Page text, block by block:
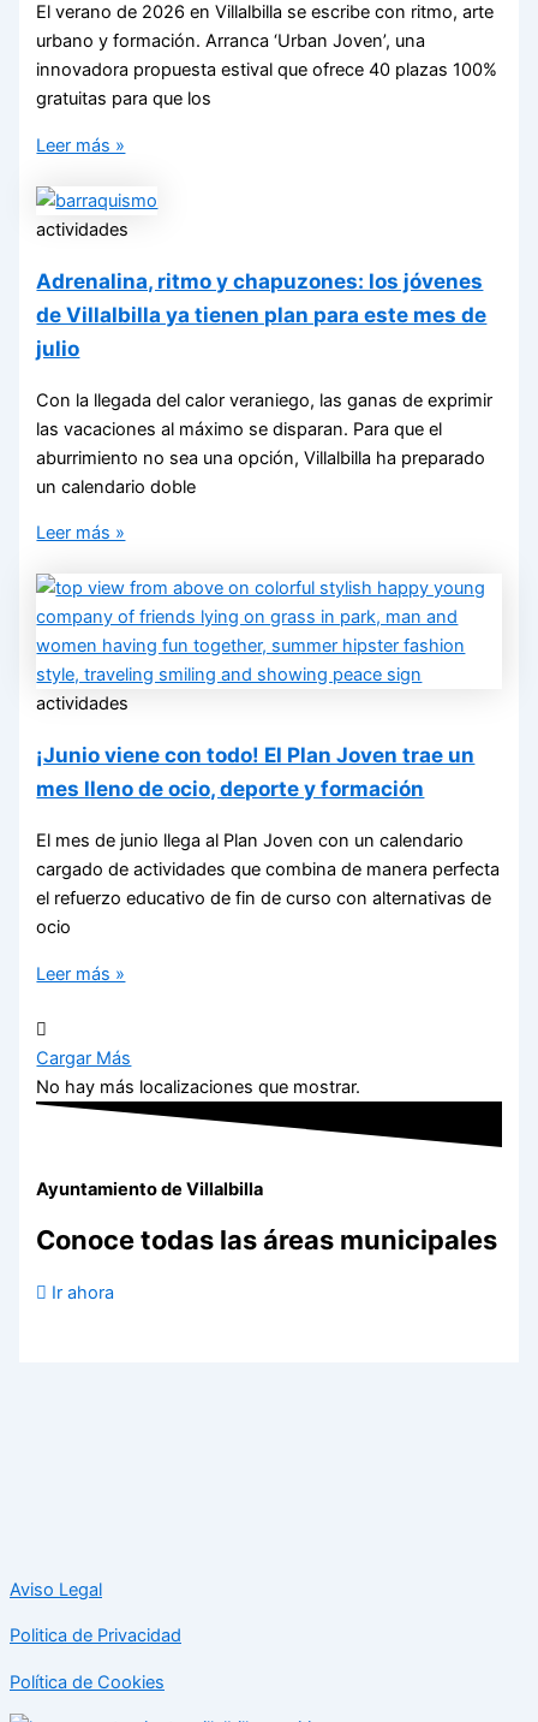
El verano de 2026 en Villalbilla se escribe con ritmo, arte
urbano y formación. Arranca ‘Urban Joven’, una
innovadora propuesta estival que ofrece 40 plazas 100%
gratuitas para que los
Leer más »
actividades
Adrenalina, ritmo y chapuzones: los jóvenes
de Villalbilla ya tienen plan para este mes de
julio
Con la llegada del calor veraniego, las ganas de exprimir
las vacaciones al máximo se disparan. Para que el
aburrimiento no sea una opción, Villalbilla ha preparado
un calendario doble
Leer más »
actividades
¡Junio viene con todo! El Plan Joven trae un
mes lleno de ocio, deporte y formación
El mes de junio llega al Plan Joven con un calendario
cargado de actividades que combina de manera perfecta
el refuerzo educativo de fin de curso con alternativas de
ocio
Leer más »
Cargar Más
No hay más localizaciones que mostrar.
Ayuntamiento de Villalbilla
Conoce todas las áreas municipales
Ir ahora
Aviso Legal
Politica de Privacidad
Política de Cookies